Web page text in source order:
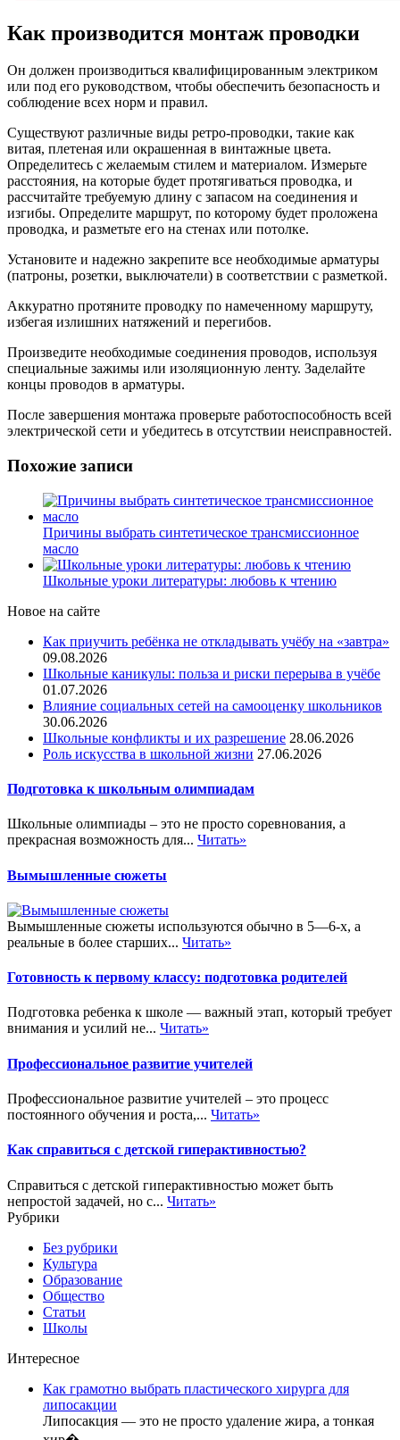
Как производится монтаж проводки
Он должен производиться квалифицированным электриком
или под его руководством, чтобы обеспечить безопасность и
соблюдение всех норм и правил.
Существуют различные виды ретро-проводки, такие как
витая, плетеная или окрашенная в винтажные цвета.
Определитесь с желаемым стилем и материалом. Измерьте
расстояния, на которые будет протягиваться проводка, и
рассчитайте требуемую длину с запасом на соединения и
изгибы. Определите маршрут, по которому будет проложена
проводка, и разметьте его на стенах или потолке.
Установите и надежно закрепите все необходимые арматуры
(патроны, розетки, выключатели) в соответствии с разметкой.
Аккуратно протяните проводку по намеченному маршруту,
избегая излишних натяжений и перегибов.
Произведите необходимые соединения проводов, используя
специальные зажимы или изоляционную ленту. Заделайте
концы проводов в арматуры.
После завершения монтажа проверьте работоспособность всей
электрической сети и убедитесь в отсутствии неисправностей.
Похожие записи
Причины выбрать синтетическое трансмиссионное
масло
Школьные уроки литературы: любовь к чтению
Новое на сайте
Как приучить ребёнка не откладывать учёбу на «завтра»
09.08.2026
Школьные каникулы: польза и риски перерыва в учёбе
01.07.2026
Влияние социальных сетей на самооценку школьников
30.06.2026
Школьные конфликты и их разрешение 28.06.2026
Роль искусства в школьной жизни 27.06.2026
Подготовка к школьным олимпиадам
Школьные олимпиады – это не просто соревнования, а
прекрасная возможность для... Читать»
Вымышленные сюжеты
Вымышленные сюжеты используются обычно в 5—6-х, а
реальные в более старших... Читать»
Готовность к первому классу: подготовка родителей
Подготовка ребенка к школе — важный этап, который требует
внимания и усилий не... Читать»
Профессиональное развитие учителей
Профессиональное развитие учителей – это процесс
постоянного обучения и роста,... Читать»
Как справиться с детской гиперактивностью?
Справиться с детской гиперактивностью может быть
непростой задачей, но с... Читать»
Рубрики
Без рубрики
Культура
Образование
Общество
Статьи
Школы
Интересное
Как грамотно выбрать пластического хирурга для
липосакции
Липосакция — это не просто удаление жира, а тонкая